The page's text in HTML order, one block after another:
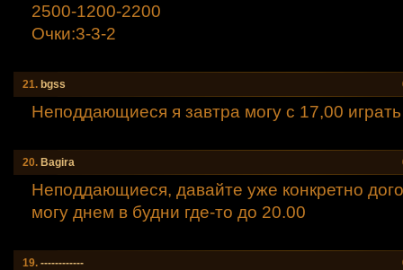
2500-1200-2200
Очки:3-3-2
21. bgss
Неподдающиеся я завтра могу с 17,00 играть
20. Bagirа
Неподдающиеся, давайте уже конкретно
могу днем в будни где-то до 20.00
19. ------------